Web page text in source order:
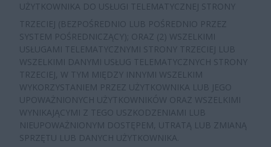
UŻYTKOWNIKA DO USŁUGI TELEMATYCZNEJ STRONY
TRZECIEJ (BEZPOŚREDNIO LUB POŚREDNIO PRZEZ
SYSTEM POŚREDNICZĄCY); ORAZ (2) WSZELKIMI
USŁUGAMI TELEMATYCZNYMI STRONY TRZECIEJ LUB
WSZELKIMI DANYMI USŁUG TELEMATYCZNYCH STRONY
TRZECIEJ, W TYM MIĘDZY INNYMI WSZELKIM
WYKORZYSTANIEM PRZEZ UŻYTKOWNIKA LUB JEGO
UPOWAŻNIONYCH UŻYTKOWNIKÓW ORAZ WSZELKIMI
WYNIKAJĄCYMI Z TEGO USZKODZENIAMI LUB
NIEUPOWAŻNIONYM DOSTĘPEM, UTRATĄ LUB ZMIANĄ
SPRZĘTU LUB DANYCH UŻYTKOWNIKA.